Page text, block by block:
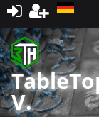
Registrieren
V.